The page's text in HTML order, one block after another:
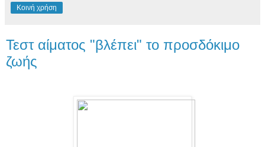
Κοινή χρήση
Τεστ αίματος "βλέπει" το προσδόκιμο
ζωής